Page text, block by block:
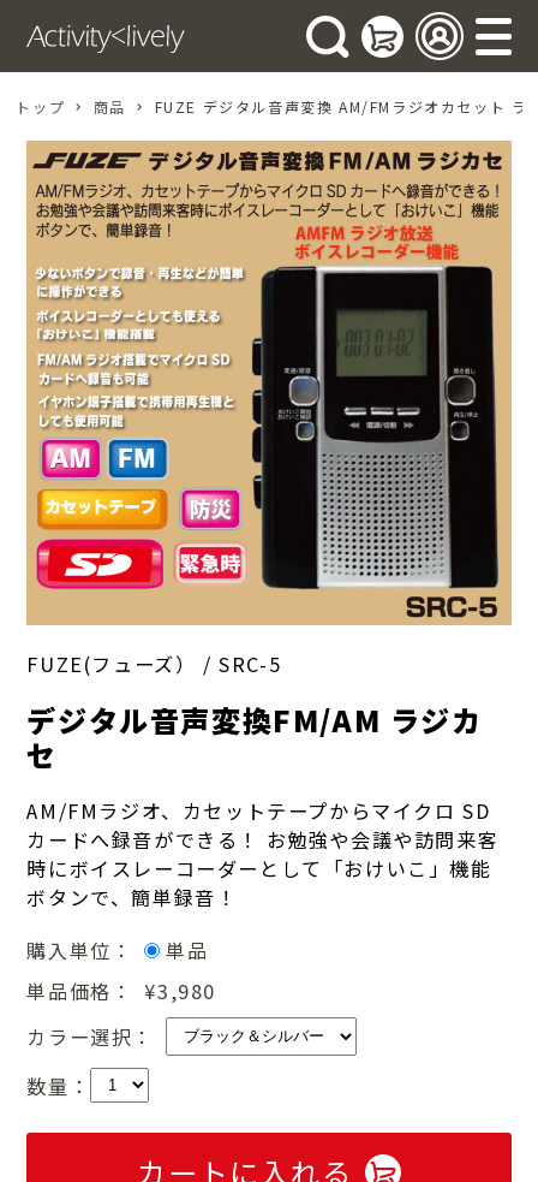
トップ 商品 FUZE デジタル音声変換 AM/FMラジオカセット ラ
FUZE(フューズ） /SRC-5
デジタル音声変換FM/AM ラジカ
セ
AM/FMラジオ、カセットテープからマイクロ SD
カードへ録音ができる！ お勉強や会議や訪問来客
時にボイスレーコーダーとして「おけいこ」機能
ボタンで、簡単録音！
購入単位：
単品
単品価格：
¥3,980
カラー選択：
数量：
カートに入れる